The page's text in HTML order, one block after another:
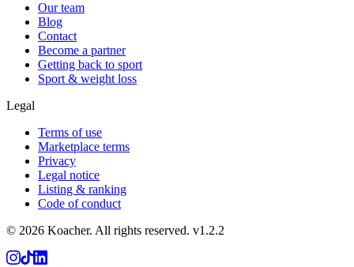
Our team
Blog
Contact
Become a partner
Getting back to sport
Sport & weight loss
Legal
Terms of use
Marketplace terms
Privacy
Legal notice
Listing & ranking
Code of conduct
© 2026 Koacher. All rights reserved. v1.2.2